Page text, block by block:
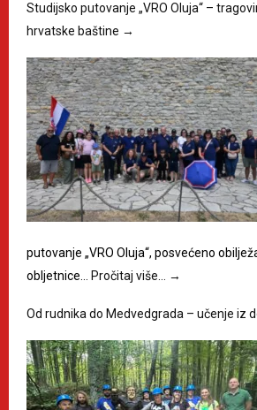
Studijsko putovanje „VRO Oluja“ –
hrvatske baštine →
putovanje „VRO Oluja“, posvećeno
obljetnice… Pročitaj više… →
Od rudnika do Medvedgrada – učenje iz